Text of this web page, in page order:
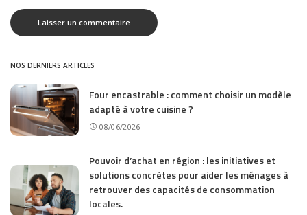
NOS DERNIERS ARTICLES
Four encastrable : comment choisir un modèle
adapté à votre cuisine ?
08/06/2026
Pouvoir d’achat en région : les initiatives et
solutions concrètes pour aider les ménages à
retrouver des capacités de consommation
locales.